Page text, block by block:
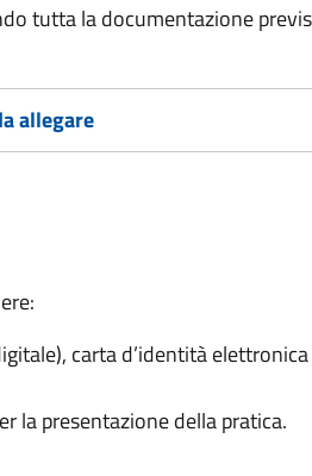
tutta la documentazione
allegare
carta d’identità elettronica
la presentazione della pratica.